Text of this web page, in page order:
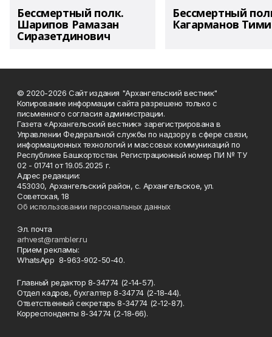
Бессмертный полк.
Шарипов Рамазан
Сиразетдинович
Бессмертный
Кагарманов
© 2020-2026 Сайт издания "Архангельский вестник"
Копирование информации сайта разрешено только с
письменного согласия администрации.
Газета «Архангельский вестник» зарегистрирована в
Управлении Федеральной службы по надзору в сфере связи,
информационных технологий и массовых коммуникаций по
Республике Башкортостан. Регистрационный номер ПИ № ТУ
02 - 01741 от 19.05.2025 г.
Адрес редакции:
453030, Архангельский район, с. Архангельское, ул.
Советская, 18
Об использовании персональных данных
Эл. почта
arhvest@rambler.ru
Прием рекламы:
WhatsApp 8-963-902-50-40.
Главный редактор 8-34774 (2-14-57).
Отдел кадров, бухгалтер 8-34774 (2-18-44).
Ответственный секретарь 8-34774 (2-12-87).
Корреспонденты 8-34774 (2-18-66).